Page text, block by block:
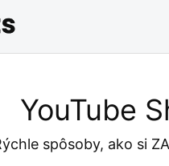
YouTube
spôsoby, ako si